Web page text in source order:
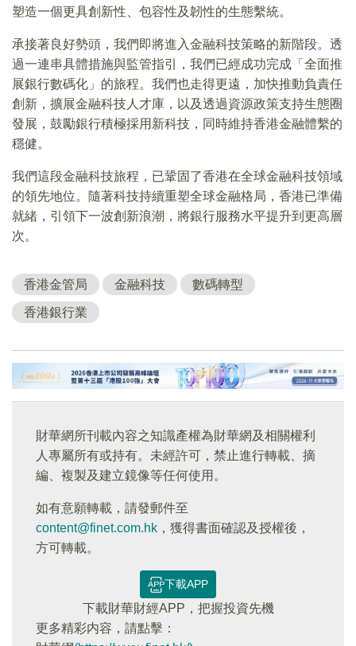
塑造一個更具創新性、包容性及韌性的生態繫統。
承接著良好勢頭，我們即將進入金融科技策略的新階段。透
過一連串具體措施與監管指引，我們已經成功完成「全面推
展銀行數碼化」的旅程。我們也走得更遠，加快推動負責任
創新，擴展金融科技人才庫，以及透過資源政策支持生態圈
發展，鼓勵銀行積極採用新科技，同時維持香港金融體繫的
穩健。
我們這段金融科技旅程，已鞏固了香港在全球金融科技領域
的領先地位。隨著科技持續重塑全球金融格局，香港已準備
就緒，引領下一波創新浪潮，將銀行服務水平提升到更高層
次。
香港金管局 金融科技 數碼轉型
香港銀行業
財華網所刊載內容之知識產權為財華網及相關權利
人專屬所有或持有。未經許可，禁止進行轉載、摘
編、複製及建立鏡像等任何使用。
如有意願轉載，請發郵件至
content@finet.com.hk ，獲得書面確認及授權後，
方可轉載。
下載APP
下載財華財經APP，把握投資先機
更多精彩内容，請點擊：